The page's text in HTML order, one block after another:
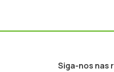
Siga-nos nas